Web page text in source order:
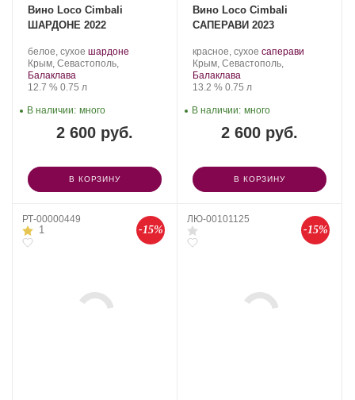
Вино Loco Cimbali
ШАРДОНЕ 2022
Производитель:
Loco
Cimbali
Winery.
белое, сухое .
Сорт
шардоне
Регион:
Крым, Севастополь,
Балаклава
Крепость
12.7 %. Объем
0.75 л
2 600 руб.
В наличии: много
В КОРЗИНУ
Вино Loco Cimbali
САПЕРАВИ 2023
Производитель:
Loco
Cimbali
Winery.
красное, сухое .
Сорт
саперави
Регион:
Крым, Севастополь,
Балаклава
Крепость
13.2 %. Объем
0.75 л
2 600 руб.
В наличии: много
В КОРЗИНУ
РТ-00000449
1 -15%
ЛЮ-00101125
-15%